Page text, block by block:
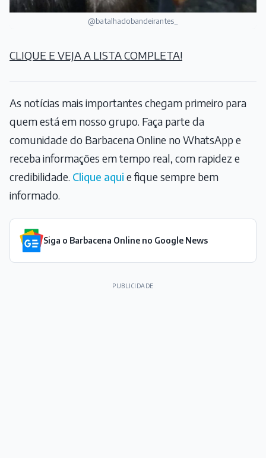
@batalhadobandeirantes_
CLIQUE E VEJA A LISTA COMPLETA!
As notícias mais importantes chegam primeiro para
quem está em nosso grupo. Faça parte da
comunidade do Barbacena Online no WhatsApp e
receba informações em tempo real, com rapidez e
credibilidade. Clique aqui e fique sempre bem
informado.
Siga o Barbacena Online no Google News
PUBLICIDADE